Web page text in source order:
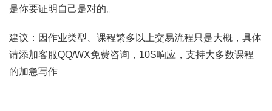
是你要证明自己是对的。
建议：因作业类型、课程繁多以上交易流程只是大概，具体
请添加客服QQ/WX免费咨询，10S响应，支持大多数课程
的加急写作